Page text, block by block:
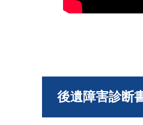
後遺障害診断